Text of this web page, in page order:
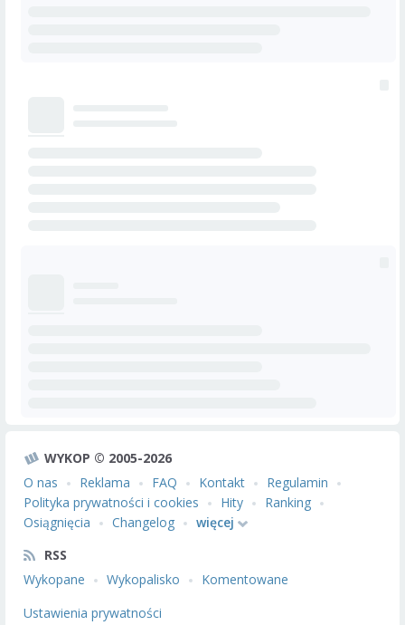
WYKOP © 2005-2026
O nas
Reklama FAQ Kontakt
Regulamin
Polityka prywatności i cookies
Hity
Ranking
Osiągnięcia
Changelog
więcej
RSS
Wykopane
Wykopalisko
Komentowane
Ustawienia prywatności